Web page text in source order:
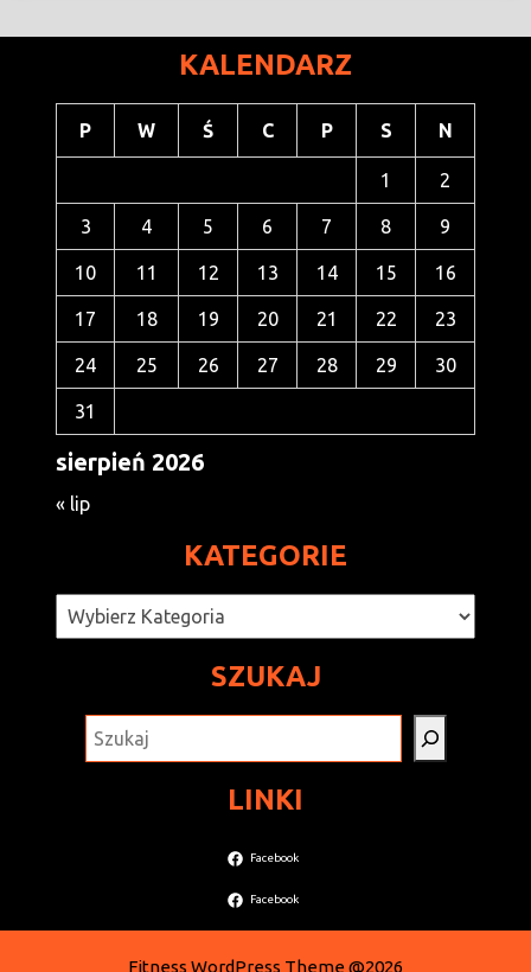
KALENDARZ
sierpień 2026
P W Ś C P S N
1 2
3 4 5 6 7 8 9
10 11 12 13 14 15 16
17 18 19 20 21 22 23
24 25 26 27 28 29 30
31
« lip
KATEGORIE
Kategorie
SZUKAJ
LINKI
Facebook
Facebook
Fitness WordPress Theme@2026